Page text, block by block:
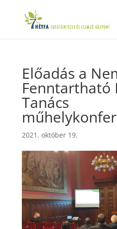
Előadás a
Fenntartható
Tanács
2021. október 19.